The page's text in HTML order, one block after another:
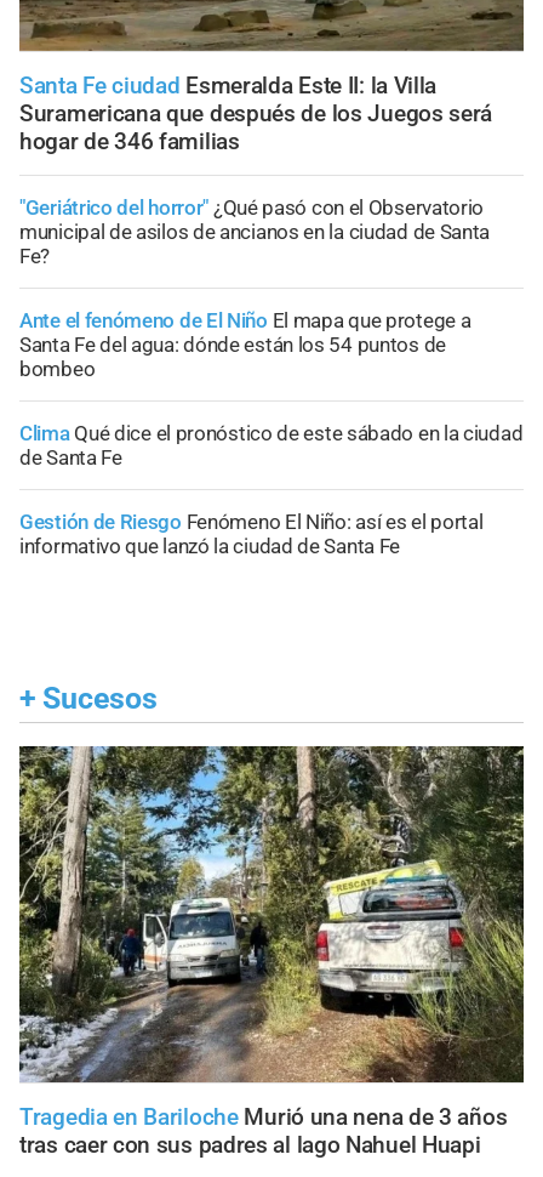
Santa Fe ciudad Esmeralda Este II: la Villa
Suramericana que después de los Juegos será
hogar de 346 familias
"Geriátrico del horror" ¿Qué pasó con el Observatorio
municipal de asilos de ancianos en la ciudad de Santa
Fe?
Ante el fenómeno de El Niño El mapa que protege a
Santa Fe del agua: dónde están los 54 puntos de
bombeo
Clima Qué dice el pronóstico de este sábado en la ciudad
de Santa Fe
Gestión de Riesgo Fenómeno El Niño: así es el portal
informativo que lanzó la ciudad de Santa Fe
+ Sucesos
Tragedia en Bariloche Murió una nena de 3 años
tras caer con sus padres al lago Nahuel Huapi